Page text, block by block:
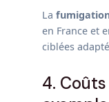
La
en France et
ciblées
4.